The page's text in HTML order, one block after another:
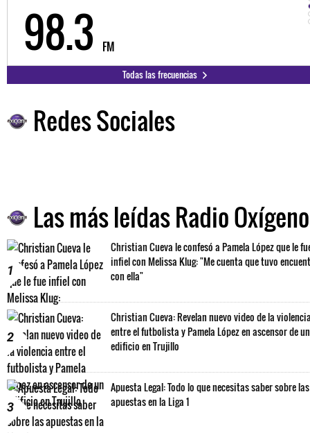
98.3 FM
Todas las frecuencias
Redes Sociales
Las más leídas Radio Oxígeno
1
Christian Cueva le confesó a Pamela López que le
infiel con Melissa Klug: "Me cuenta que tuvo
con ella"
2
Christian Cueva: Revelan nuevo video de la
entre el futbolista y Pamela López en ascensor de un
edificio en Trujillo
3
Apuesta Legal: Todo lo que necesitas saber sobre las
apuestas en la Liga 1